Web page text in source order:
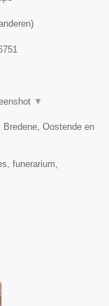
)
▼
Oostende en
funerarium,